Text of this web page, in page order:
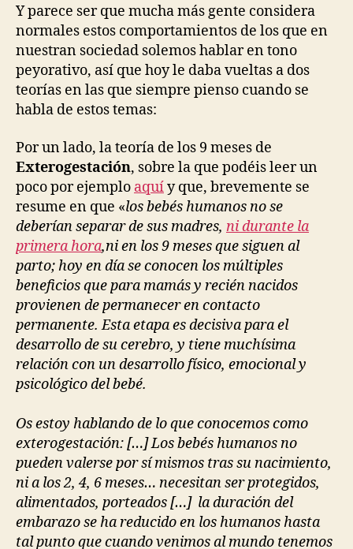
Y parece ser que mucha más gente considera
normales estos comportamientos de los que en
nuestran sociedad solemos hablar en tono
peyorativo, así que hoy le daba vueltas a dos
teorías en las que siempre pienso cuando se
habla de estos temas:
Por un lado, la teoría de los 9 meses de
Exterogestación, sobre la que podéis leer un
poco por ejemplo aquíy que, brevemente se
resume en que «los bebés humanos no se
deberían separar de sus madres, ni durante la
primera hora,ni en los 9 meses que siguen al
parto; hoy en día se conocen los múltiples
beneficios que para mamás y recién nacidos
provienen de permanecer en contacto
permanente. Esta etapa es decisiva para el
desarrollo de su cerebro, y tiene muchísima
relación con un desarrollo físico, emocional y
psicológico del bebé.
Os estoy hablando de lo que conocemos como
exterogestación: […]Los bebés humanos no
pueden valerse por sí mismos tras su nacimiento,
nia los 2, 4, 6 meses… necesitan ser protegidos,
alimentados, porteados […] la duración del
embarazo se ha reducido en los humanoshasta
tal punto que cuando venimos al mundo tenemos